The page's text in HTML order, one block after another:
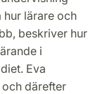
hur lärare och
beskriver hur
i
Eva
därefter